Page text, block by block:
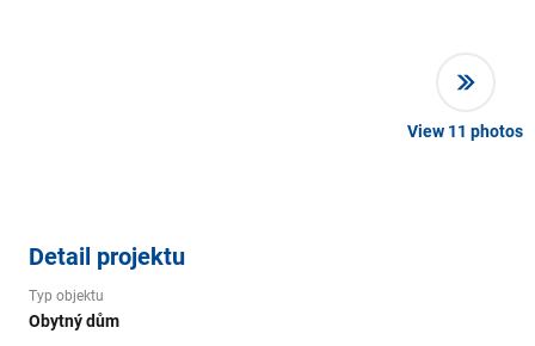
View 11 photos
Detail projektu
Typ objektu
Obytný dům